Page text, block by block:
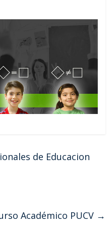
de Educacion
Académico PUCV →